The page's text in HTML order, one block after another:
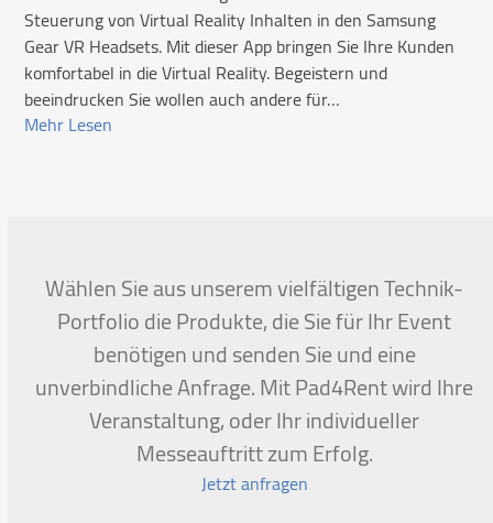
Steuerung von Virtual Reality Inhalten in den Samsung
Gear VR Headsets. Mit dieser App bringen Sie Ihre Kunden
komfortabel in die Virtual Reality. Begeistern und
beeindrucken Sie wollen auch andere für…
Mehr Lesen
Wählen Sie aus unserem vielfältigen Technik-
Portfolio die Produkte, die Sie für Ihr Event
benötigen und senden Sie und eine
unverbindliche Anfrage. Mit Pad4Rent wird Ihre
Veranstaltung, oder Ihr individueller
Messeauftritt zum Erfolg.
Jetzt anfragen